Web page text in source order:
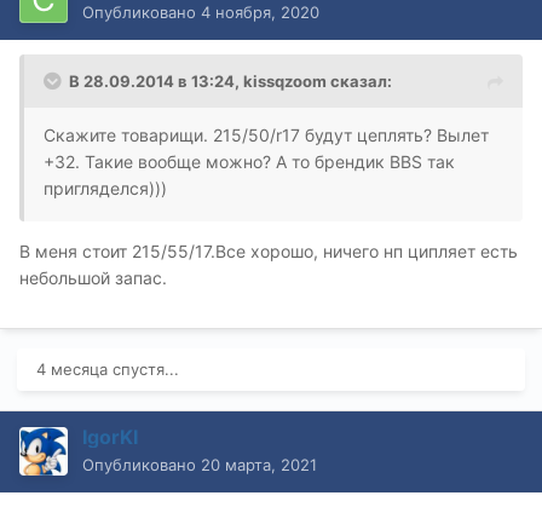
Опубликовано 4 ноября, 2020
В 28.09.2014 в 13:24, kissqzoom сказал:
Скажите товарищи. 215/50/r17 будут цеплять? Вылет
+32. Такие вообще можно? А то брендик BBS так
пригляделся)))
В меня стоит 215/55/17.Все хорошо, ничего нп ципляет есть
небольшой запас.
4 месяца спустя...
IgorKI
Опубликовано 20 марта, 2021